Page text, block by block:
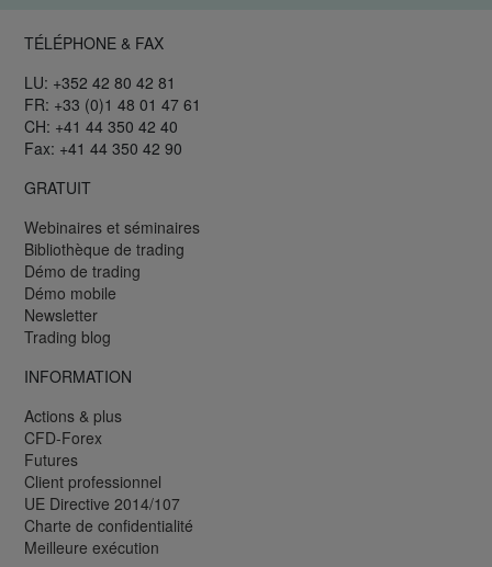
TÉLÉPHONE & FAX
LU: +352 42 80 42 81
FR: +33 (0)1 48 01 47 61
CH: +41 44 350 42 40
Fax: +41 44 350 42 90
GRATUIT
Webinaires et séminaires
Bibliothèque de trading
Démo de trading
Démo mobile
Newsletter
Trading blog
INFORMATION
Actions & plus
CFD-Forex
Futures
Client professionnel
UE Directive 2014/107
Charte de confidentialité
Meilleure exécution